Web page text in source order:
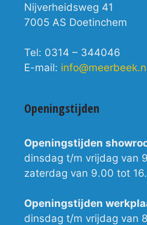
Nijverheidsweg 41
7005 AS Doetinchem
Tel: 0314 – 344046
E-mail:
Openingstijden
Openingstijden
dinsdag t/m vrijdag van
zaterdag van 9.00 tot
Openingstijden
dinsdag t/m vrijdag van